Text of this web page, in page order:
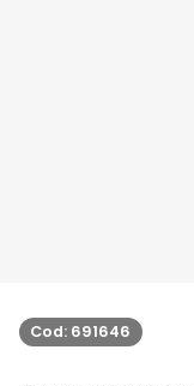
Cod: 691646